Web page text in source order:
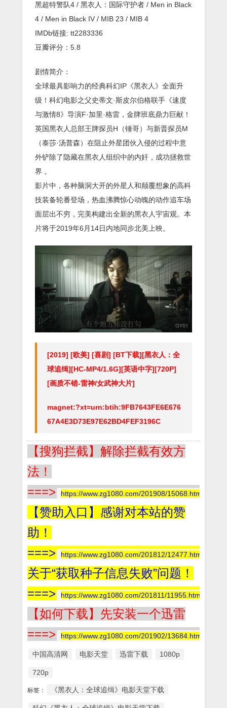
黑超特警队4 / 黑衣人：国际守护者 / Men in Black
4 / Men in Black IV / MIB 23 / MIB 4
IMDb链接: tt2283336
豆瓣评分：5.8
剧情简介：
全球最具影响力的经典科幻IP《黑衣人》全面升
级！科幻电影之父史蒂文·斯皮尔伯格联手《速度
与激情8》导演F·加里·格雷，金牌班底鼎力巨献！
英国黑衣人总部王牌探员H（锤哥）与新晋探员M
（泰莎·汤普森）在阻止外星团伙入侵的过程中意
外铲除了隐藏在黑衣人组织中的内奸，成功拯救世
界 。
影片中，各种脑洞大开的外星人和颠覆想象的高科
技装备轮番登场，热血沸腾惊心动魄的动作追车场
面层出不穷，完美构建出全新的黑衣人宇宙观。本
片将于2019年6月14日内地同步北美上映。
[2019] [欧美] [喜剧] [BT下载][黑衣人：全
球追缉][HC-MP4/1.6G][英语中字][720P]
[画质不错-雷神/女武神大片]
magnet:?xt=urn:btih:9FB7643FE6E676
67A4E3D73E97E62BD4FEF3196C
【搜狗拦截】解除拦截有效方
法！
===>
https://www.zg1080.com/201908/15068.html
【赞助入口】感谢对本站的赞
助！
===>
https://www.zg1080.com/201812/12477.html
关于“获取种子信息失败”问题！
===>
https://www.zg1080.com/201811/11955.html
【如何下载】先安装一个迅雷
===>
https://www.zg1080.com/201902/13684.html
中国高清网 电影天堂 迅雷下载 1080p
720p
标签： 《黑衣人：全球追缉》电影天堂下载